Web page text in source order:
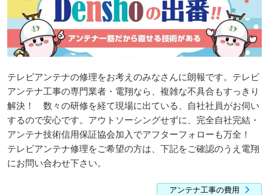
テレビアンテナの修理をお考えのみなさんに朗報です。テレビ
アンテナ工事の専門業者・電翔なら、複雑な不具合もすっきり
解決！ 数々の研修を経て現場に出ている、自社社員がお伺い
するので安心です。アウトソーシングせずに、完全自社完結・
アンテナ技術信用保証協会加入でアフターフォローも万全！
テレビアンテナ修理をご希望の方は、下記をご確認のうえ電翔
にお問い合わせ下さい。
アンテナ工事の費用